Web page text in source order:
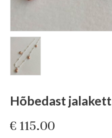
Hõbedast jalakett
€ 115.00